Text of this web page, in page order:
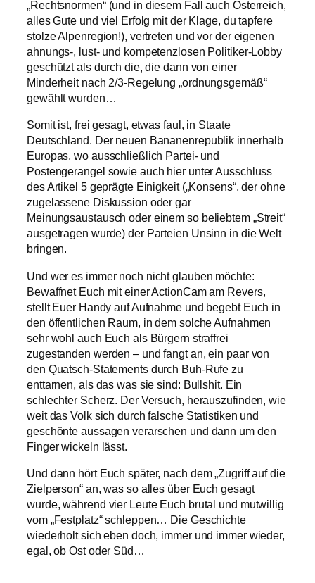
„Rechtsnormen“ (und in diesem Fall auch Österreich,
alles Gute und viel Erfolg mit der Klage, du tapfere
stolze Alpenregion!), vertreten und vor der eigenen
ahnungs-, lust- und kompetenzlosen Politiker-Lobby
geschützt als durch die, die dann von einer
Minderheit nach 2/3-Regelung „ordnungsgemäß“
gewählt wurden…
Somit ist, frei gesagt, etwas faul, in Staate
Deutschland. Der neuen Bananenrepublik innerhalb
Europas, wo ausschließlich Partei- und
Postengerangel sowie auch hier unter Ausschluss
des Artikel 5 geprägte Einigkeit („Konsens“, der ohne
zugelassene Diskussion oder gar
Meinungsaustausch oder einem so beliebtem „Streit“
ausgetragen wurde) der Parteien Unsinn in die Welt
bringen.
Und wer es immer noch nicht glauben möchte:
Bewaffnet Euch mit einer ActionCam am Revers,
stellt Euer Handy auf Aufnahme und begebt Euch in
den öffentlichen Raum, in dem solche Aufnahmen
sehr wohl auch Euch als Bürgern straffrei
zugestanden werden – und fangt an, ein paar von
den Quatsch-Statements durch Buh-Rufe zu
enttarnen, als das was sie sind: Bullshit. Ein
schlechter Scherz. Der Versuch, herauszufinden, wie
weit das Volk sich durch falsche Statistiken und
geschönte aussagen verarschen und dann um den
Finger wickeln lässt.
Und dann hört Euch später, nach dem „Zugriff auf die
Zielperson“ an, was so alles über Euch gesagt
wurde, während vier Leute Euch brutal und mutwillig
vom „Festplatz“ schleppen… Die Geschichte
wiederholt sich eben doch, immer und immer wieder,
egal, ob Ost oder Süd…